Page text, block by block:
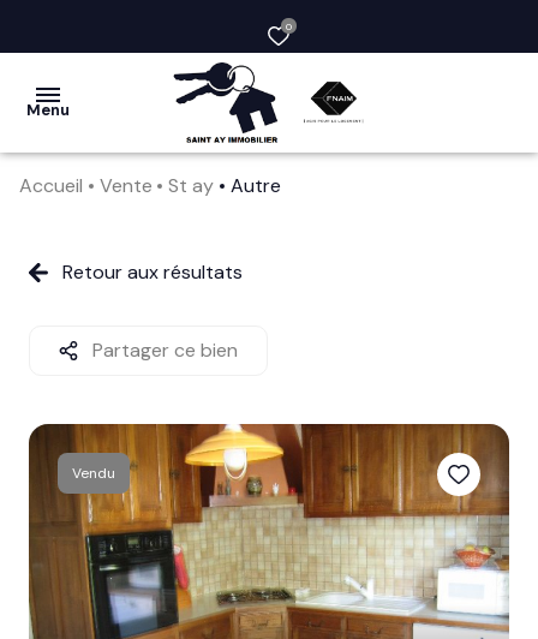
0
Menu
vendre
société
services
avis
clients
contact
Accueil Vente St ay Autre
Retour aux résultats
Partager ce bien
Vendu